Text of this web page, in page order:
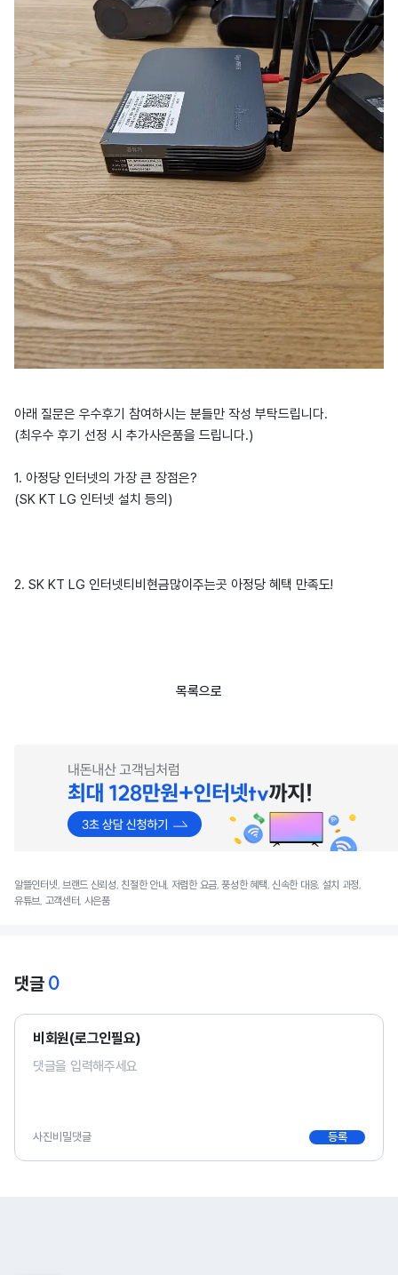
아래 질문은 우수후기 참여하시는 분들만 작성 부탁드립니다.
(최우수 후기 선정 시 추가사은품을 드립니다.)
1. 아정당 인터넷의 가장 큰 장점은?
(SK KT LG 인터넷 설치 등의)
2. SK KT LG 인터넷티비현금많이주는곳 아정당 혜택 만족도!
목록으로
알뜰인터넷, 브랜드 신뢰성, 친절한 안내, 저렴한 요금, 풍성한 혜택, 신속한 대응, 설치 과정,
유튜브, 고객센터, 사은품
댓글 0
비회원(로그인필요)
사진비밀댓글 등록